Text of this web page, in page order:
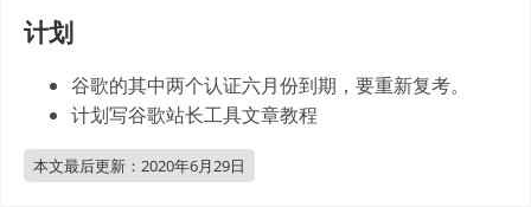
计划
谷歌的其中两个认证六月份到期，要重新复考。
计划写谷歌站长工具文章教程
本文最后更新： 2020年6月29日